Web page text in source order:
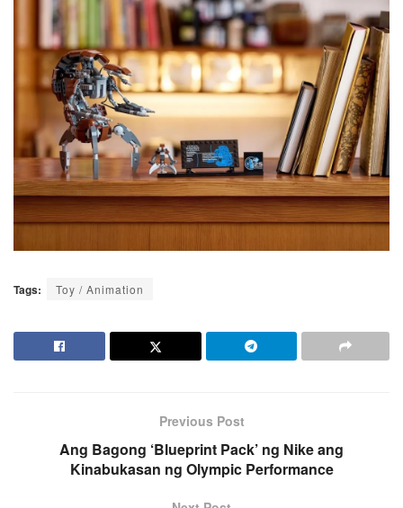
Tags: Toy / Animation
Previous Post
Ang Bagong ‘Blueprint Pack’ ng Nike ang
Kinabukasan ng Olympic Performance